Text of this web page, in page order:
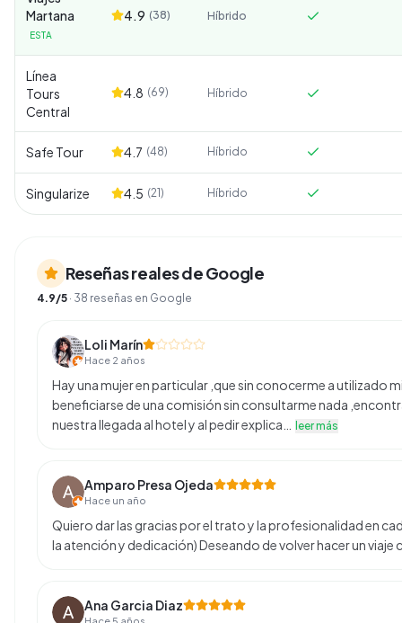
Martana
ESTA
4.9 (38) Híbrido
Línea
Tours
Central
4.8 (69) Híbrido
Safe Tour 4.7 (48) Híbrido
Singularize 4.5 (21) Híbrido
Reseñas reales de Google
4.9/5 · 38 reseñas en Google
Loli Marín
Hace 2 años
Hay una mujer en particular ,que sin conocerme a utilizado
beneficiarse de una comisión sin consultarme nada
nuestra llegada al hotel y al pedir explica…
leer más
Amparo Presa Ojeda
Hace un año
Quiero dar las gracias por el trato y la profesionalidad en
la atención y dedicación) Deseando de volver hacer un viaje
Ana Garcia Diaz